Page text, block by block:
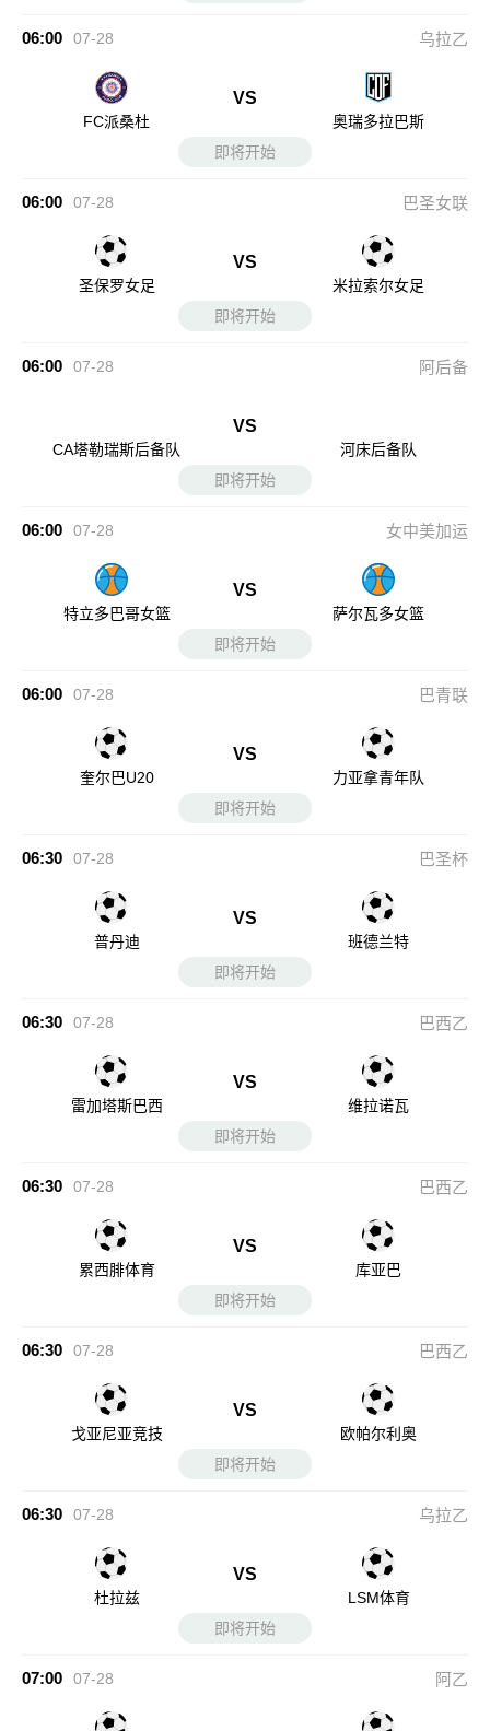
06:00 07-28 乌拉乙
FC派桑杜
VS
奥瑞多拉巴斯
即将开始
06:00 07-28 巴圣女联
圣保罗女足
VS
米拉索尔女足
即将开始
06:00 07-28 阿后备
CA塔勒瑞斯后备队
VS
河床后备队
即将开始
06:00 07-28 女中美加运
特立多巴哥女篮
VS
萨尔瓦多女篮
即将开始
06:00 07-28 巴青联
奎尔巴U20
VS
力亚拿青年队
即将开始
06:30 07-28 巴圣杯
普丹迪
VS
班德兰特
即将开始
06:30 07-28 巴西乙
雷加塔斯巴西
VS
维拉诺瓦
即将开始
06:30 07-28 巴西乙
累西腓体育
VS
库亚巴
即将开始
06:30 07-28 巴西乙
戈亚尼亚竞技
VS
欧帕尔利奥
即将开始
06:30 07-28 乌拉乙
杜拉兹
VS
LSM体育
即将开始
07:00 07-28 阿乙